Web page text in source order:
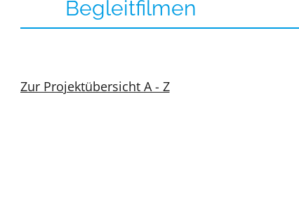
Begleitfilmen
Zur Projektübersicht A - Z